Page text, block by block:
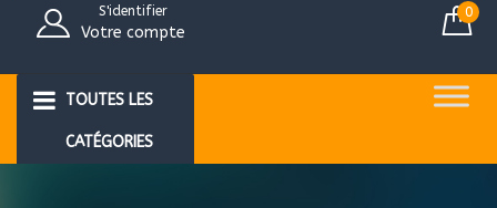
S'identifier
Votre compte
0
TOUTES LES
CATÉGORIES